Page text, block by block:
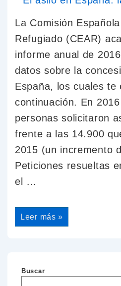
La Comisión
Refugiado (CEAR)
informe anual de
datos sobre la
España, los cuales te
continuación. En
personas solicitaron
frente a las 14.900
2015 (un incremento
Peticiones resueltas
el …
Leer más »
Buscar